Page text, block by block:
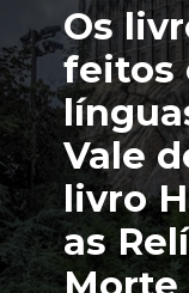
Os
feitos
Vale
livro
as